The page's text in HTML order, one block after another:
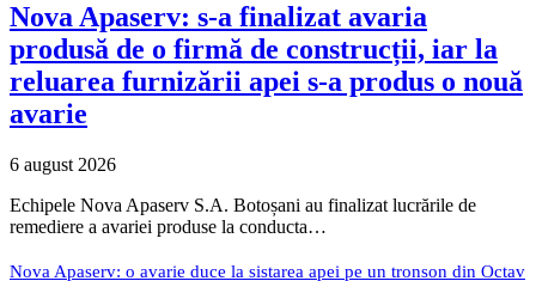
Nova Apaserv: s-a finalizat avaria
produsă de o firmă de construcții, iar la
reluarea furnizării apei s-a produs o nouă
avarie
6 august 2026
Echipele Nova Apaserv S.A. Botoșani au finalizat lucrările de
remediere a avariei produse la conducta…
Nova Apaserv: o avarie duce la sistarea apei pe un tronson din Octav